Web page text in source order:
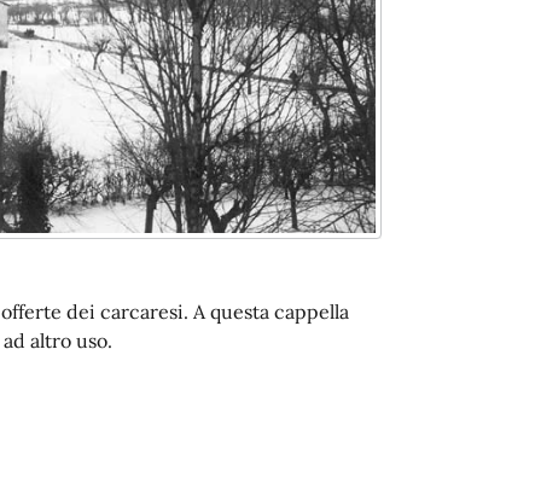
dei carcaresi. A questa cappella
altro uso.